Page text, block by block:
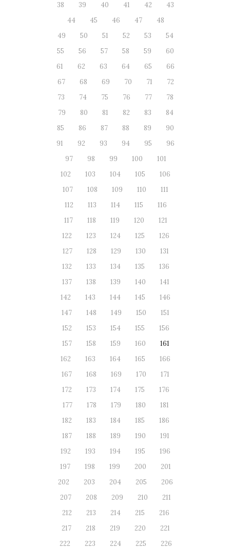
38
39 40 41 42
43
44
45 46 47
48
49
50 51 52 53
54
55
56 57 58 59
60
61
62 63 64 65
66
67
68 69 70 71
72
73
74 75 76 77
78
79
80 81 82 83
84
85
86 87 88 89
90
91
92 93 94 95
96
97
98 99 100
101
102
103 104 105
106
107
108 109 110
111
112
113 114 115
116
117
118 119 120
121
122
123 124 125
126
127
128 129 130
131
132
133 134 135
136
137
138 139 140
141
142
143 144 145
146
147
148 149 150
151
152
153 154 155
156
157
158 159 160
161
162
163 164 165
166
167
168 169 170
171
172
173 174 175
176
177
178 179 180
181
182
183 184 185
186
187
188 189 190
191
192
193 194 195
196
197
198 199 200
201
202
203 204 205
206
207
208 209 210
211
212
213 214 215
216
217
218 219 220
221
222
223 224 225
226